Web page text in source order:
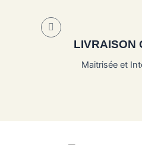
LIVRAISON
Maitrisée et